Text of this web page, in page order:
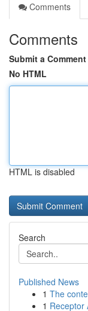
Comments
Comments
Submit a Comment
No HTML
HTML is disabled
Search
Published News
1 The
1 Receptor